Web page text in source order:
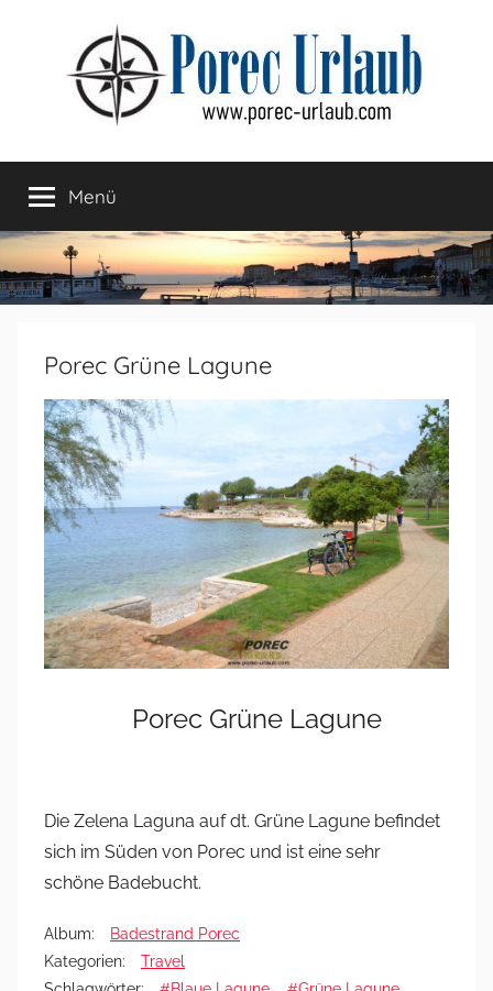
springen
Menü
Porec Grüne Lagune
Porec Grüne Lagune
Die Zelena Laguna auf dt. Grüne Lagune befindet
sich im Süden von Porec und ist eine sehr
schöne Badebucht.
Album:
Badestrand Porec
Kategorien:
Travel